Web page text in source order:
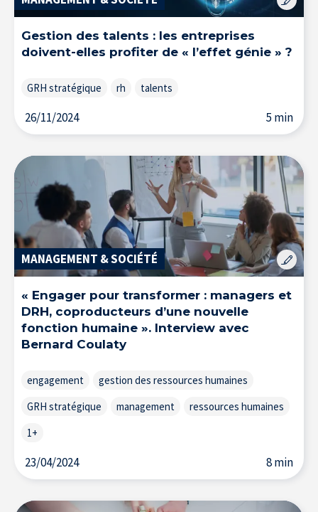
Accueil
Gestion des talents : les entreprises
doivent-elles profiter de « l’effet génie » ?
GRH stratégique rh talents
26/11/2024 5 min
MANAGEMENT & SOCIÉTÉ
« Engager pour transformer : managers et
DRH, coproducteurs d’une nouvelle
fonction humaine ». Interview avec
Bernard Coulaty
engagement
gestion des ressources humaines
GRH stratégique
management
ressources humaines
1+
23/04/2024 8 min